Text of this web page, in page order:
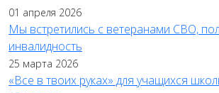
01 апреля 2026
Мы встретились с ветеранами СВО,
инвалидность
25 марта 2026
«Все в твоих руках» для учащихся